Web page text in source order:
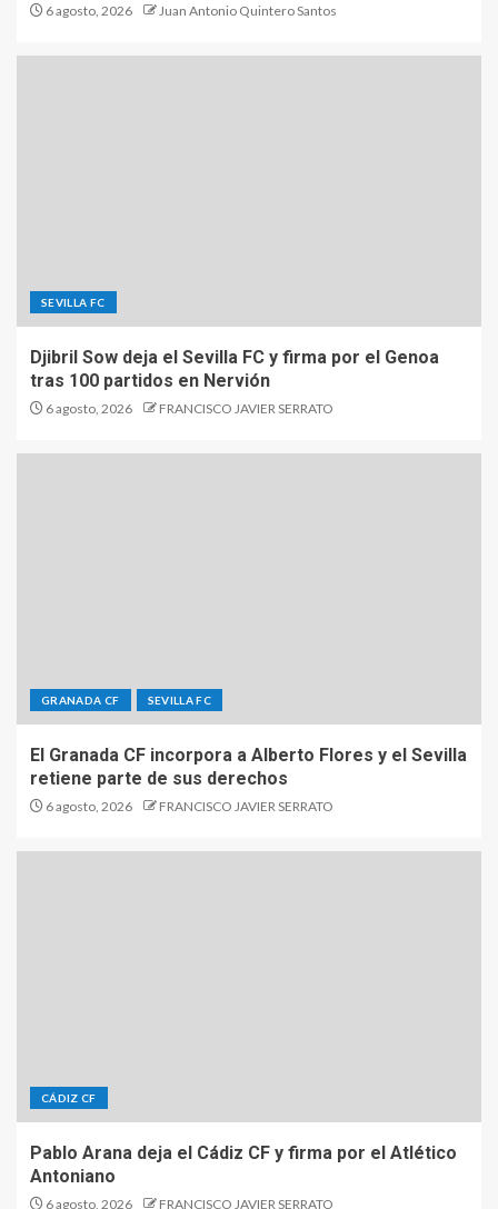
6 agosto, 2026 Juan Antonio Quintero Santos
SEVILLA FC
Djibril Sow deja el Sevilla FC y firma por el Genoa
tras 100 partidos en Nervión
6 agosto, 2026 FRANCISCO JAVIER SERRATO
GRANADA CF SEVILLA FC
El Granada CF incorpora a Alberto Flores y el Sevilla
retiene parte de sus derechos
6 agosto, 2026 FRANCISCO JAVIER SERRATO
CÁDIZ CF
Pablo Arana deja el Cádiz CF y firma por el Atlético
Antoniano
6 agosto, 2026 FRANCISCO JAVIER SERRATO